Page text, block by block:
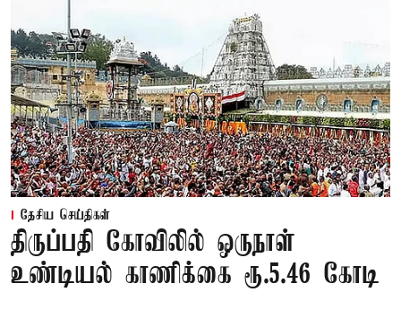
தேசிய செய்திகள்
திருப்பதி கோவிலில் ஒருநாள்
உண்டியல் காணிக்கை ரூ.5.46 கோடி